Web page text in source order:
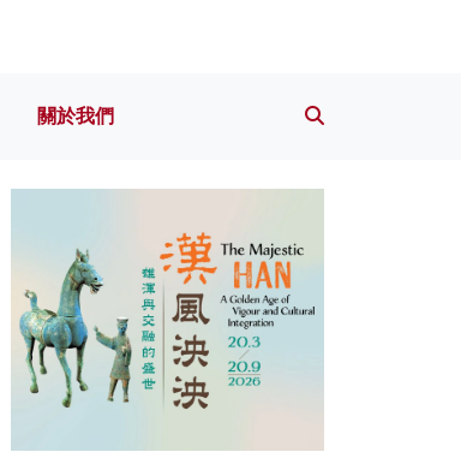
關於我們